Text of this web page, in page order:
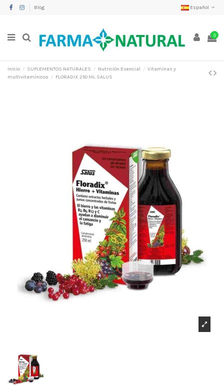
Blog Español
0
Inicio SUPLEMENTOS NATURALES Nutrición Esencial
Vitaminas y
multivitamínicos
FLORADIX 250 ML SALUS